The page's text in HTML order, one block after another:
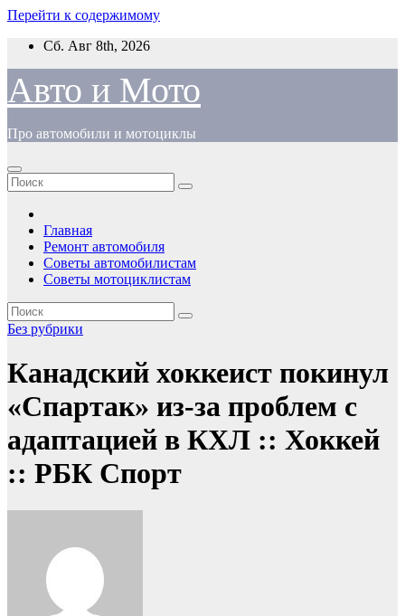
Перейти к содержимому
Сб. Авг 8th, 2026
Авто и Мото
Про автомобили и мотоциклы
Главная
Ремонт автомобиля
Советы автомобилистам
Советы мотоциклистам
Без рубрики
Канадский хоккеист покинул
«Спартак» из-за проблем с
адаптацией в КХЛ :: Хоккей
:: РБК Спорт